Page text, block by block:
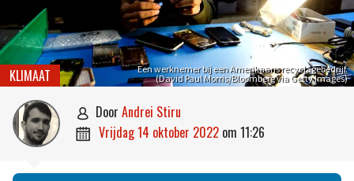
Een werknemer bij een Amerikaans recyclagebedrijf.
(David Paul Morris/Bloomberg via Getty Images)
KLIMAAT
 door Andrei Stiru
 vrijdag 14 oktober 2022 om 11:26